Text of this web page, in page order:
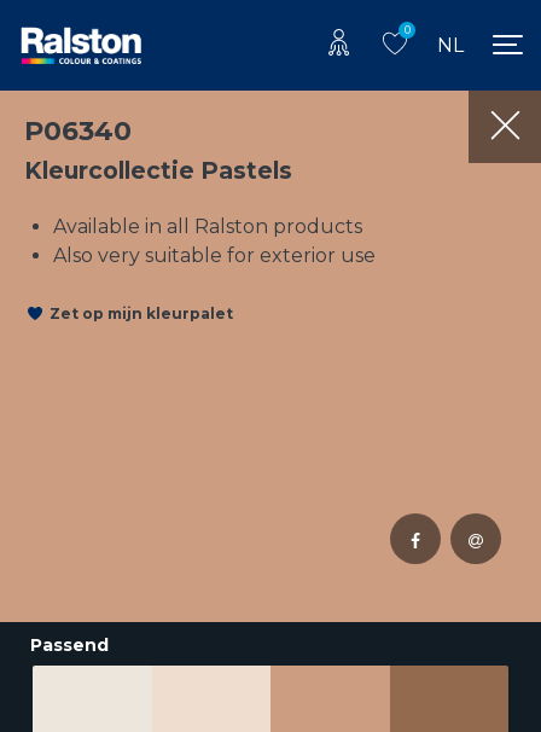
0
NL
P06340
Kleurcollectie Pastels
Available in all Ralston products
Also very suitable for exterior use
Zet op mijn kleurpalet
Passend